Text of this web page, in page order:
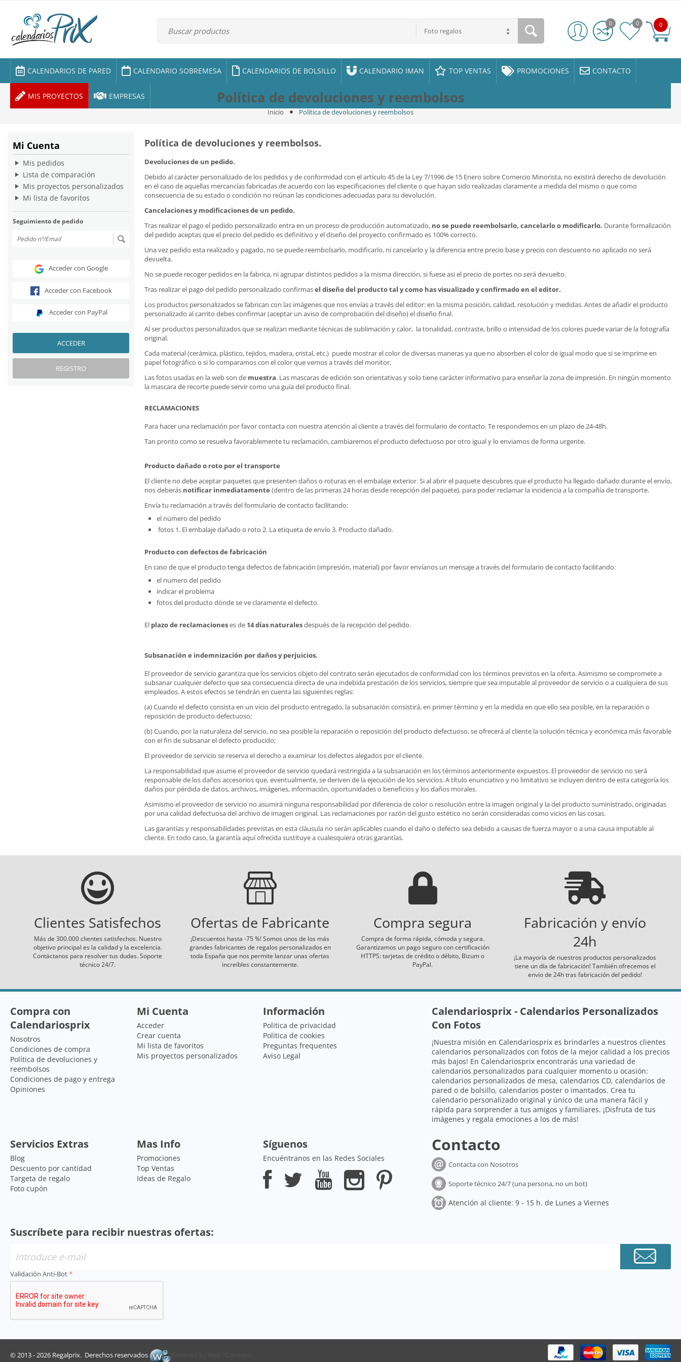
Foto regalos
0
0 0
CALENDARIOS DE PARED CALENDARIO SOBREMESA CALENDARIOS DE BOLSILLO CALENDARIO IMAN TOP VENTAS PROMOCIONES CONTACTO
MIS PROYECTOS EMPRESAS Política de devoluciones y reembolsos
Inicio Política de devoluciones y reembolsos
Mi Cuenta
Mis pedidos
Lista de comparación
Mis proyectos personalizados
Mi lista de favoritos
Seguimiento de pedido
Acceder con Google
Acceder con Facebook
Acceder con PayPal
ACCEDER
REGISTRO
Política de devoluciones y reembolsos.
Devoluciones de un pedido.
Debido al carácter personalizado de los pedidos y de conformidad con el artículo 45 de la Ley 7/1996 de 15 Enero sobre Comercio Minorista, no existirá derecho de devolución
en el caso de aquellas mercancías fabricadas de acuerdo con las especificaciones del cliente o que hayan sido realizadas claramente a medida del mismo o que como
consecuencia de su estado o condición no reúnan las condiciones adecuadas para su devolución.
Cancelaciones y modificaciones de un pedido.
Tras realizar el pago el pedido personalizado entra en un proceso de producción automatizado, no se puede reembolsarlo, cancelarlo o modificarlo. Durante formalización
del pedido aceptas que el precio del pedido es definitivo y el diseño del proyecto confirmado es 100% correcto.
Una vez pedido esta realizado y pagado, no se puede reembolsarlo, modificarlo, ni cancelarlo y la diferencia entre precio base y precio con descuento no aplicado no será
devuelta.
No se puede recoger pedidos en la fabrica, ni agrupar distintos pedidos a la misma dirección, si fuese asi el precio de portes no será devuelto.
Tras realizar el pago del pedido personalizado confirmasel diseño del producto tal y como has visualizado y confirmado en el editor.
Los productos personalizados se fabrican con las imágenes que nos envías a través del editor: en la misma posición, calidad, resolución y medidas. Antes de añadir el producto
personalizado al carrito debes confirmar (aceptar un aviso de comprobación del diseño) el diseño final.
Al ser productos personalizados que se realizan mediante técnicas de sublimación y calor, la tonalidad, contraste, brillo o intensidad de los colores puede variar de la fotografía
original.
Cada material (cerámica, plástico, tejidos, madera, cristal, etc.) puede mostrar el color de diversas maneras ya que no absorben el color de igual modo que si se imprime en
papel fotográfico o si lo comparamos con el color que vemos a través del monitor.
Las fotos usadas en la web son de muestra. Las mascaras de edición son orientativas y solo tiene carácter informativo para enseñar la zona de impresión. En ningún momento
la mascara de recorte puede servir como una guía del producto final.
RECLAMACIONES
Para hacer una reclamación por favor contacta con nuestra atención al cliente a través del formulario de contacto. Te respondemos en un plazo de 24-48h.
Tan pronto como se resuelva favorablemente tu reclamación, cambiaremos el producto defectuoso por otro igual y lo enviamos de forma urgente.
Producto dañado o roto por el transporte
El cliente no debe aceptar paquetes que presenten daños o roturas en el embalaje exterior. Si al abrir el paquete descubres que el producto ha llegado dañado durante el envío,
nos deberás notificar inmediatamente (dentro de las primeras 24 horas desde recepción del paquete), para poder reclamar la incidencia a la compañía de transporte.
Envía tu reclamación a través del formulario de contacto facilitando:
el número del pedido
fotos 1. El embalaje dañado o roto 2. La etiqueta de envío 3. Producto dañado.
Producto con defectos de fabricación
En caso de que el producto tenga defectos de fabricación (impresión, material) por favor envíanos un mensaje a través del formulario de contacto facilitando:
el numero del pedido
indicar el problema
fotos del producto dónde se ve claramente el defecto.
El plazo de reclamacioneses de 14 días naturalesdespués de la recepción del pedido.
Subsanación e indemnización por daños y perjuicios.
El proveedor de servicio garantiza que los servicios objeto del contrato serán ejecutados de conformidad con los términos previstos en la oferta. Asimismo se compromete a
subsanar cualquier defecto que sea consecuencia directa de una indebida prestación de los servicios, siempre que sea imputable al proveedor de servicio o a cualquiera de sus
empleados. A estos efectos se tendrán en cuenta las siguientes reglas:
(a) Cuando el defecto consista en un vicio del producto entregado, la subsanación consistirá, en primer término y en la medida en que ello sea posible, en la reparación o
reposición de producto defectuoso;
(b) Cuando, por la naturaleza del servicio, no sea posible la reparación o reposición del producto defectuoso, se ofrecerá al cliente la solución técnica y económica más favorable
con el fin de subsanar el defecto producido;
El proveedor de servicio se reserva el derecho a examinar los defectos alegados por el cliente.
La responsabilidad que asume el proveedor de servicio quedará restringida a la subsanación en los términos anteriormente expuestos. El proveedor de servicio no será
responsable de los daños accesorios que, eventualmente, se deriven de la ejecución de los servicios. A título enunciativo y no limitativo se incluyen dentro de esta categoría los
daños por pérdida de datos, archivos, imágenes, información, oportunidades o beneficios y los daños morales.
Asimismo el proveedor de servicio no asumirá ninguna responsabilidad por diferencia de color o resolución entre la imagen original y la del producto suministrado, originadas
por una calidad defectuosa del archivo de imagen original. Las reclamaciones por razón del gusto estético no serán consideradas como vicios en las cosas.
Las garantías y responsabilidades previstas en esta cláusula no serán aplicables cuando el daño o defecto sea debido a causas de fuerza mayor o a una causa imputable al
cliente. En todo caso, la garantía aquí ofrecida sustituye a cualesquiera otras garantías.
Clientes Satisfechos
Más de 300.000 clientes satisfechos. Nuestro
objetivo principal es la calidad y la excelencia.
Contáctanos para resolver tus dudas. Soporte
técnico 24/7.
Ofertas de Fabricante
¡Descuentos hasta -75 %! Somos unos de los más
grandes fabricantes de regalos personalizados en
toda España que nos permite lanzar unas ofertas
increíbles constantemente.
Compra segura
Compra de forma rápida, cómoda y segura.
Garantizamos un pago seguro con certificación
HTTPS: tarjetas de crédito o débito, Bizum o
PayPal.
Fabricación y envío
24h
¡La mayoría de nuestros productos personalizados
tiene un día de fabricación! También ofrecemos el
envío de 24h tras fabricación del pedido!
Compra con
Calendariosprix
Nosotros
Condiciones de compra
Política de devoluciones y
reembolsos
Condiciones de pago y entrega
Opiniones
Mi Cuenta
Acceder
Crear cuenta
Mi lista de favoritos
Mis proyectos personalizados
Información
Politica de privacidad
Politica de cookies
Preguntas frequentes
Aviso Legal
Calendariosprix - Calendarios Personalizados
Con Fotos
¡Nuestra misión en Calendariosprix es brindarles a nuestros clientes
calendarios personalizados con fotos de la mejor calidad a los precios
más bajos! En Calendariosprix encontrarás una variedad de
calendarios personalizados para cualquier momento u ocasión:
calendarios personalizados de mesa,calendarios CD,calendarios de
pared ode bolsillo,calendarios poster o imantados. Crea tu
calendario personalizado original y único de una manera fácil y
rápida para sorprender a tus amigos y familiares. ¡Disfruta de tus
imágenes y regala emociones a los de más!
Servicios Extras
Blog
Descuento por cantidad
Targeta de regalo
Foto cupón
Mas Info
Promociones
Top Ventas
Ideas de Regalo
Síguenos
Encuéntranos en las Redes Sociales
Contacto
Contacta con Nosotros
Soporte técnico 24/7 (una persona, no un bot)
Atención al cliente: 9 - 15 h. de Lunes a Viernes
Suscríbete para recibir nuestras ofertas:
Validación Anti-Bot
© 2013 - 2026 Regalprix. Derechos reservados